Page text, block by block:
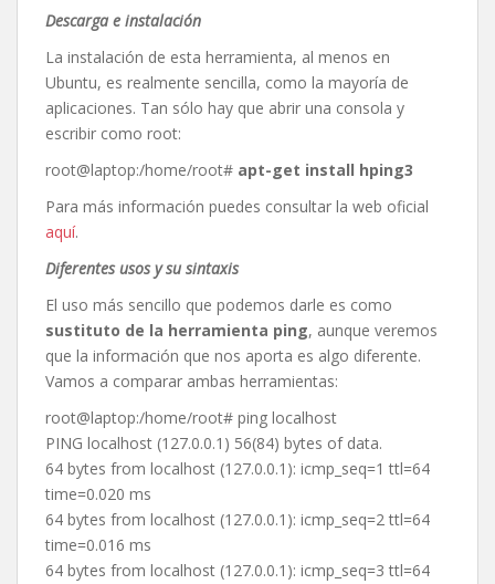
Descarga e instalación
La instalación de esta herramienta, al menos en
Ubuntu, es realmente sencilla, como la mayoría de
aplicaciones. Tan sólo hay que abrir una consola y
escribir como root:
root@laptop:/home/root# apt-get install hping3
Para más información puedes consultar la web oficial
aquí.
Diferentes usos y su sintaxis
El uso más sencillo que podemos darle es como
sustituto de la herramienta ping, aunque veremos
que la información que nos aporta es algo diferente.
Vamos a comparar ambas herramientas:
root@laptop:/home/root# ping localhost
PING localhost (127.0.0.1) 56(84) bytes of data.
64 bytes from localhost (127.0.0.1): icmp_seq=1 ttl=64
time=0.020 ms
64 bytes from localhost (127.0.0.1): icmp_seq=2 ttl=64
time=0.016 ms
64 bytes from localhost (127.0.0.1): icmp_seq=3 ttl=64